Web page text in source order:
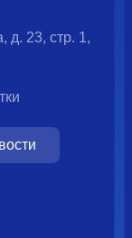
д. 23, стр. 1,